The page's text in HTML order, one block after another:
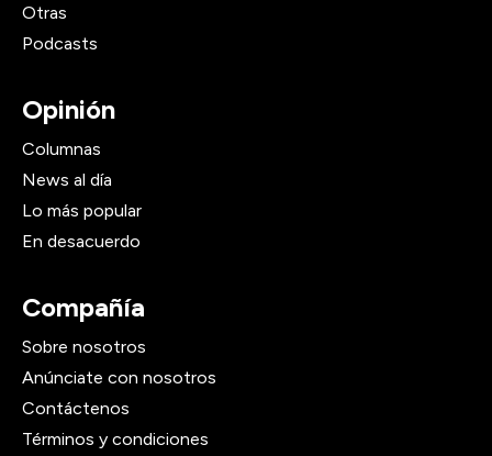
Otras
Podcasts
Opinión
Columnas
News al día
Lo más popular
En desacuerdo
Compañía
Sobre nosotros
Anúnciate con nosotros
Contáctenos
Términos y condiciones